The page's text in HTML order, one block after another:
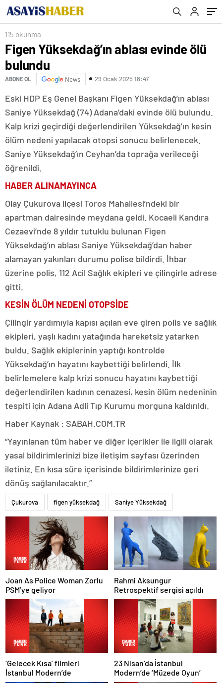
115 okunma
Figen Yüksekdağ’ın ablası evinde ölü
bulundu
ABONE OL News 29 Ocak 2025 18:47
Eski HDP Eş Genel Başkanı Figen Yüksekdağ’ın ablası
Saniye Yüksekdağ (74) Adana’daki evinde ölü bulundu.
Kalp krizi geçirdiği değerlendirilen Yüksekdağ’ın kesin
ölüm nedeni yapılacak otopsi sonucu belirlenecek.
Saniye Yüksekdağ’ın Ceyhan’da toprağa verileceği
öğrenildi.
HABER ALINAMAYINCA
Olay Çukurova ilçesi Toros Mahallesi’ndeki bir
apartman dairesinde meydana geldi. Kocaeli Kandıra
Cezaevi’nde 8 yıldır tutuklu bulunan Figen
Yüksekdağ’ın ablası Saniye Yüksekdağ’dan haber
alamayan yakınları durumu polise bildirdi. İhbar
üzerine polis, 112 Acil Sağlık ekipleri ve çilingirle adrese
gitti.
KESİN ÖLÜM NEDENİ OTOPSİDE
Çilingir yardımıyla kapısı açılan eve giren polis ve sağlık
ekipleri, yaşlı kadını yatağında hareketsiz yatarken
buldu. Sağlık ekiplerinin yaptığı kontrolde
Yüksekdağ’ın hayatını kaybettiği belirlendi. İlk
belirlemelere kalp krizi sonucu hayatını kaybettiği
değerlendirilen kadının cenazesi, kesin ölüm nedeninin
tespiti için Adana Adli Tıp Kurumu morguna kaldırıldı.
Haber Kaynak : SABAH.COM.TR
“Yayınlanan tüm haber ve diğer içerikler ile ilgili olarak
yasal bildirimlerinizi bize iletişim sayfası üzerinden
iletiniz. En kısa süre içerisinde bildirimlerinize geri
dönüş sağlanılacaktır.”
Çukurova figen yüksekdağ Saniye Yüksekdağ
Joan As Police Woman Zorlu
PSM’ye geliyor
Rahmi Aksungur
Retrospektif sergisi açıldı
‘Gelecek Kısa’ filmleri
İstanbul Modern’de
23 Nisan’da İstanbul
Modern’de ‘Müzede Oyun’
03.30’da çıktı diyorlar ama…”